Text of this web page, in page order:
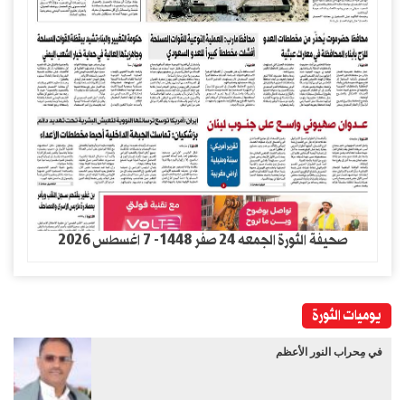
صحيفة الثورة الجمعه 24 صفر 1448- 7 اغسطس 2026
يوميات الثورة
في مِحراب النور الأعظم